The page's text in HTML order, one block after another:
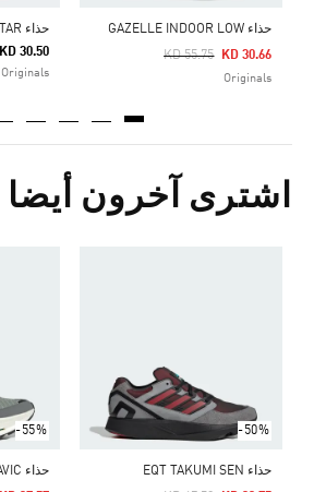
حذاء GAZELLE INDOOR LOW
Price Reduced From
KD 55.75
To KD 30.66
Originals
حذاء ADIFOM SUPERSTAR
KD 30.50
Originals
اشترى آخرون أيضا
-50%
حذاء EQT TAKUMI SEN
-55%
حذاء EQUIPMENT AGRAVIC